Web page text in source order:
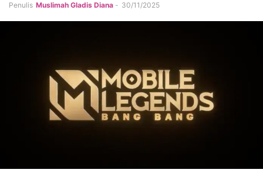
Penulis Muslimah Gladis Diana - 30/11/2025